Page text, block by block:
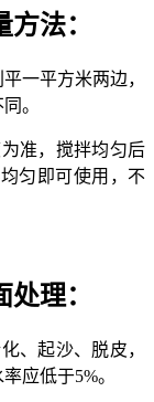
方法：
一平方米两边，
。
准，搅拌均匀后
匀即可使用，不
处理：
、起沙、脱皮，
率应低于5%。